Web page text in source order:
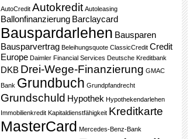
AutoCredit Autokredit Autoleasing
Ballonfinanzierung Barclaycard
Bauspardarlehen Bausparen
Bausparvertrag Beleihungsquote ClassicCredit Credit
Europe Daimler Financial Services Deutsche Kreditbank
DKB Drei-Wege-Finanzierung GMAC
Bank Grundbuch Grundpfandrecht
Grundschuld Hypothek Hypothekendarlehen
Immobilienkredit Kapitaldienstfähigkeit Kreditkarte
MasterCard Mercedes-Benz-Bank